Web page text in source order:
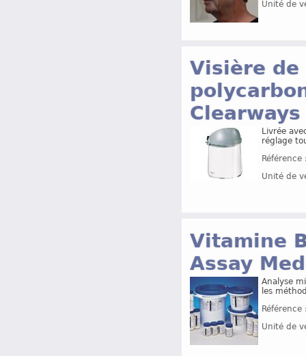
Unité de
Visière
Livrée
réglage
Unité de
Vitamine
Assay
Analyse
les
Unité de